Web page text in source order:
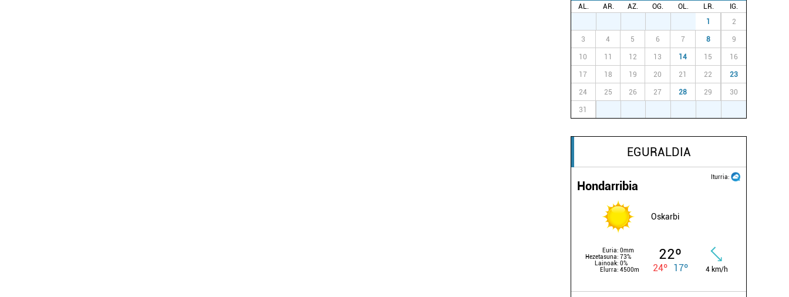
AL. AR. AZ. OG. OL. LR.
IG.
1 2
3 4 5 6 7 8 9
10 11 12 13 14 15 16
17 18 19 20 21 22 23
24 25 26 27 28 29 30
31
EGURALDIA
Iturria:
Hondarribia
Oskarbi
Euria: 0mm
Hezetasuna: 73%
Lainoak: 0%
Elurra: 4500m
22º
24º 17º 4 km/h